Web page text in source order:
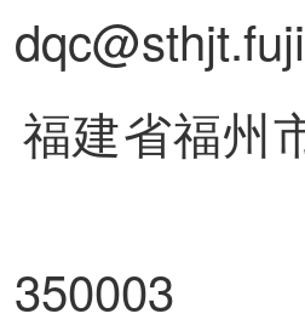
福建省福州